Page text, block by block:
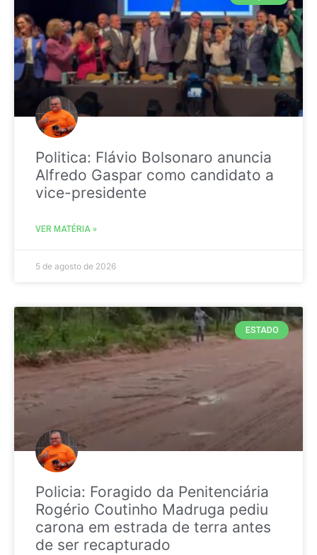
Politica: Flávio Bolsonaro anuncia
Alfredo Gaspar como candidato a
vice-presidente
VER MATÉRIA »
5 de agosto de 2026
ESTADO
Policia: Foragido da Penitenciária
Rogério Coutinho Madruga pediu
carona em estrada de terra antes
de ser recapturado